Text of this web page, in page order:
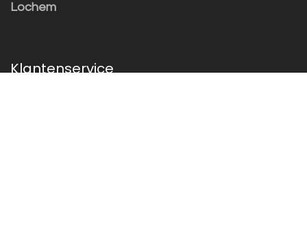
Lochem
Klantenservice